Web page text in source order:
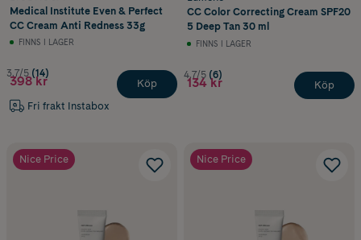
Medical Institute Even & Perfect
CC Cream Anti Redness 33g
FINNS I LAGER
3.7/5 (14)
398 kr
Fri frakt Instabox
Köp
CC Color Correcting Cream SPF20
5 Deep Tan 30 ml
FINNS I LAGER
4.7/5 (6)
134 kr Köp
Nice Price Nice Price